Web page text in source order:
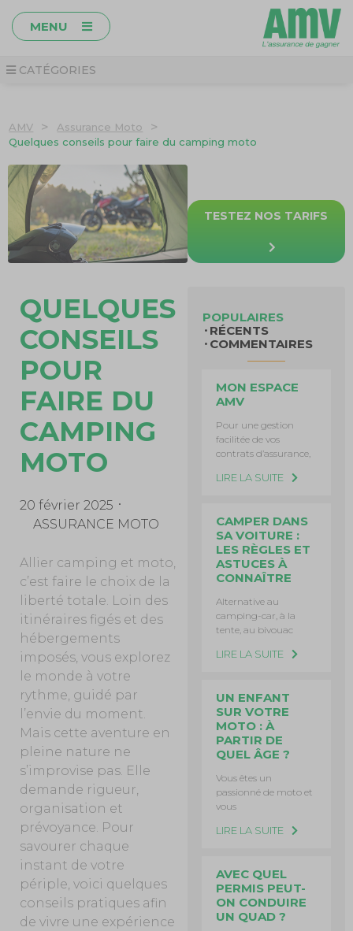
MENU
CATÉGORIES
AMV > Assurance Moto >
Quelques conseils pour faire du camping moto
QUELQUES
CONSEILS
POUR
FAIRE DU
CAMPING
MOTO
20 février 2025
ASSURANCE MOTO
Allier camping et moto,
c’est faire le choix de la
liberté totale. Loin des
itinéraires figés et des
hébergements
imposés, vous explorez
le monde à votre
rythme, guidé par
l’envie du moment.
Mais cette aventure en
pleine nature ne
s’improvise pas. Elle
demande rigueur,
organisation et
prévoyance. Pour
savourer chaque
instant de votre
périple, voici quelques
conseils pratiques afin
de vivre une expérience
TESTEZ NOS TARIFS
POPULAIRES
RÉCENTS
COMMENTAIRES
MON ESPACE
AMV
Pour une gestion
facilitée de vos
contrats d’assurance,
LIRE LA SUITE
CAMPER DANS
SA VOITURE :
LES RÈGLES ET
ASTUCES À
CONNAÎTRE
Alternative au
camping-car, à la
tente, au bivouac
LIRE LA SUITE
UN ENFANT
SUR VOTRE
MOTO : À
PARTIR DE
QUEL ÂGE ?
Vous êtes un
passionné de moto et
vous
LIRE LA SUITE
AVEC QUEL
PERMIS PEUT-
ON CONDUIRE
UN QUAD ?